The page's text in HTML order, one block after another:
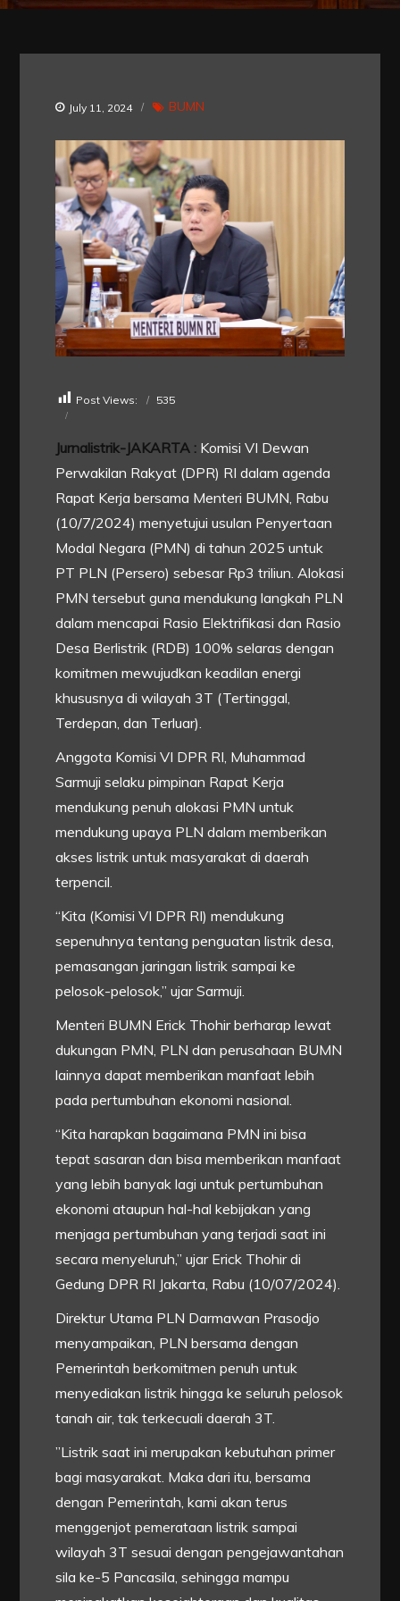
July 11, 2024 BUMN
Post Views: 535
Jurnalistrik-JAKARTA : Komisi VI Dewan
Perwakilan Rakyat (DPR) RI dalam agenda
Rapat Kerja bersama Menteri BUMN, Rabu
(10/7/2024) menyetujui usulan Penyertaan
Modal Negara (PMN) di tahun 2025 untuk
PT PLN (Persero) sebesar Rp3 triliun. Alokasi
PMN tersebut guna mendukung langkah PLN
dalam mencapai Rasio Elektrifikasi dan Rasio
Desa Berlistrik (RDB) 100% selaras dengan
komitmen mewujudkan keadilan energi
khususnya di wilayah 3T (Tertinggal,
Terdepan, dan Terluar).
Anggota Komisi VI DPR RI, Muhammad
Sarmuji selaku pimpinan Rapat Kerja
mendukung penuh alokasi PMN untuk
mendukung upaya PLN dalam memberikan
akses listrik untuk masyarakat di daerah
terpencil.
“Kita (Komisi VI DPR RI) mendukung
sepenuhnya tentang penguatan listrik desa,
pemasangan jaringan listrik sampai ke
pelosok-pelosok,” ujar Sarmuji.
Menteri BUMN Erick Thohir berharap lewat
dukungan PMN, PLN dan perusahaan BUMN
lainnya dapat memberikan manfaat lebih
pada pertumbuhan ekonomi nasional.
“Kita harapkan bagaimana PMN ini bisa
tepat sasaran dan bisa memberikan manfaat
yang lebih banyak lagi untuk pertumbuhan
ekonomi ataupun hal-hal kebijakan yang
menjaga pertumbuhan yang terjadi saat ini
secara menyeluruh,” ujar Erick Thohir di
Gedung DPR RI Jakarta, Rabu (10/07/2024).
Direktur Utama PLN Darmawan Prasodjo
menyampaikan, PLN bersama dengan
Pemerintah berkomitmen penuh untuk
menyediakan listrik hingga ke seluruh pelosok
tanah air, tak terkecuali daerah 3T.
”Listrik saat ini merupakan kebutuhan primer
bagi masyarakat. Maka dari itu, bersama
dengan Pemerintah, kami akan terus
menggenjot pemerataan listrik sampai
wilayah 3T sesuai dengan pengejawantahan
sila ke-5 Pancasila, sehingga mampu